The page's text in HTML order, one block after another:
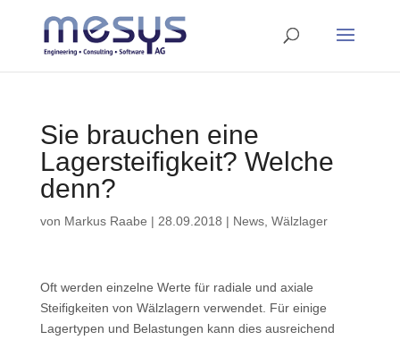
Sie brauchen eine
Lagersteifigkeit? Welche
denn?
von Markus Raabe | 28.09.2018 | News, Wälzlager
Oft werden einzelne Werte für radiale und axiale
Steifigkeiten von Wälzlagern verwendet. Für einige
Lagertypen und Belastungen kann dies ausreichend